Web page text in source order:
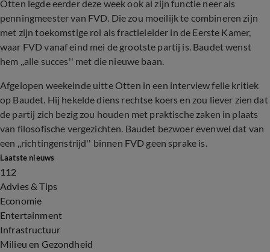
Otten legde eerder deze week ook al zijn functie neer als
penningmeester van FVD. Die zou moeilijk te combineren zijn
met zijn toekomstige rol als fractieleider in de Eerste Kamer,
waar FVD vanaf eind mei de grootste partij is. Baudet wenst
hem ,,alle succes'' met die nieuwe baan.
Afgelopen weekeinde uitte Otten in een interview felle kritiek
op Baudet. Hij hekelde diens rechtse koers en zou liever zien dat
de partij zich bezig zou houden met praktische zaken in plaats
van filosofische vergezichten. Baudet bezwoer evenwel dat van
een ,,richtingenstrijd'' binnen FVD geen sprake is.
Laatste nieuws
112
Advies & Tips
Economie
Entertainment
Infrastructuur
Milieu en Gezondheid